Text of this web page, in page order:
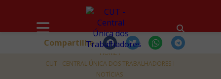
HOME
CUT - CENTRAL ÚNICA DOS TRABALHADORES
NOTÍCIAS
Compartilhe